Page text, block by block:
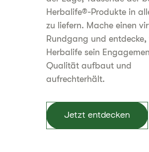
Herbalife®-Produkte in
zu liefern. Mache einen
Rundgang und entdecke,
Herbalife sein
Qualität aufbaut und
aufrechterhält.
Jetzt entdecken